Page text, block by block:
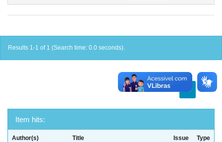
Results 1-1 of 1 (Search time: 0.0 seconds).
previous next
Item hits:
Author(s) Title
Issue
Type